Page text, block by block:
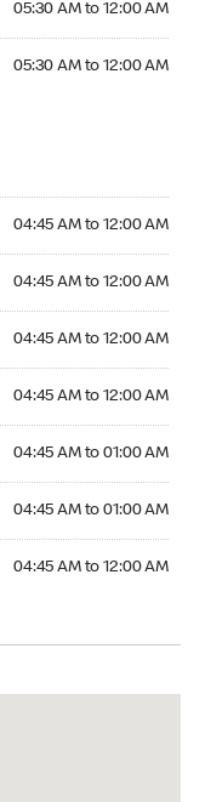
05:30 AM to 12:00 AM
05:30 AM to 12:00 AM
04:45 AM to 12:00 AM
04:45 AM to 12:00 AM
04:45 AM to 12:00 AM
04:45 AM to 12:00 AM
04:45 AM to 01:00 AM
04:45 AM to 01:00 AM
04:45 AM to 12:00 AM